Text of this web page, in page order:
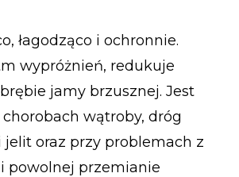
łagodząco i ochronnie.
wypróżnień, redukuje
jamy brzusznej. Jest
wątroby, dróg
jelit oraz przy problemach z
powolnej przemianie